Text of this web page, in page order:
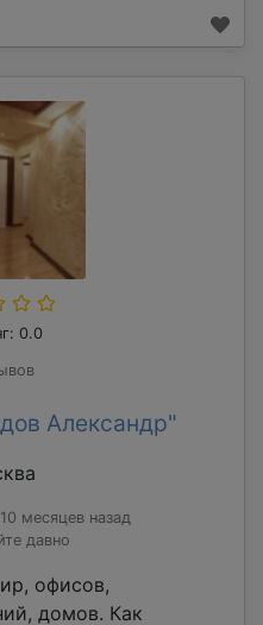
0.0
Александр"
месяцев назад
давно
офисов,
домов. Как